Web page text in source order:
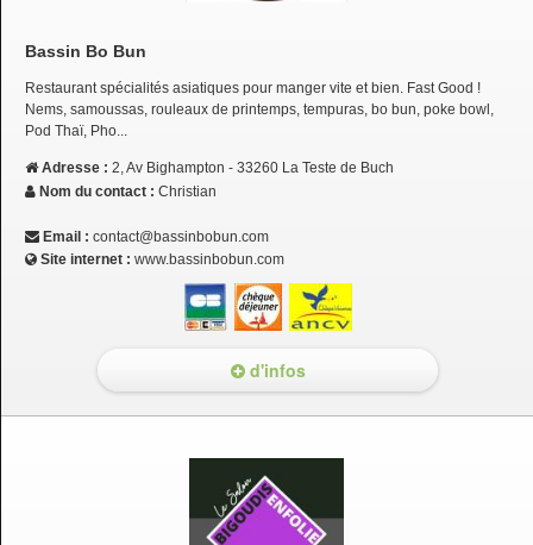
Bassin Bo Bun
Restaurant spécialités asiatiques pour manger vite et bien. Fast Good !
Nems, samoussas, rouleaux de printemps, tempuras, bo bun, poke bowl,
Pod Thaï, Pho...
Adresse : 2, Av Bighampton - 33260 La Teste de Buch
Nom du contact : Christian
Email : contact@bassinbobun.com
Site internet : www.bassinbobun.com
d'infos